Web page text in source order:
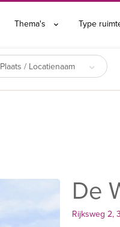
Thema's Type
Plaats / Locatienaam
De
Rijksweg 2,